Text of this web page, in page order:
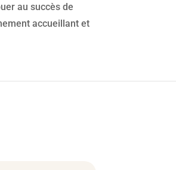
au succès de
accueillant et